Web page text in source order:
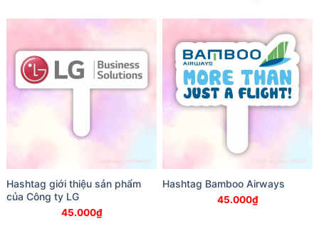
Hashtag giới thiệu sản phẩm
của Công ty LG
45.000₫
Hashtag Bamboo Airways
45.000₫